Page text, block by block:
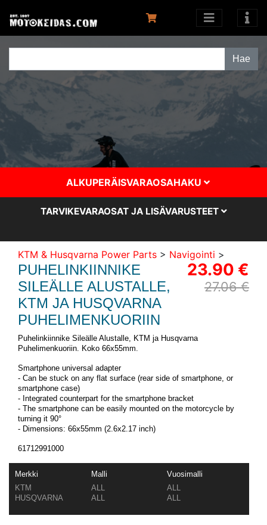
ALKUPERÄISVARAOSAHAKU
TARVIKEVARAOSAT JA LISÄVARUSTEET
KTM & Husqvarna Power Parts > Navigointi >
23.90 €
27.06 €
PUHELINKIINNIKE
SILEÄLLE ALUSTALLE,
KTM JA HUSQVARNA
PUHELIMENKUORIIN
Puhelinkiinnike Sileälle Alustalle, KTM ja Husqvarna
Puhelimenkuoriin. Koko 66x55mm.
Smartphone universal adapter
- Can be stuck on any flat surface (rear side of smartphone, or
smartphone case)
- Integrated counterpart for the smartphone bracket
- The smartphone can be easily mounted on the motorcycle by
turning it 90°
- Dimensions: 66x55mm (2.6x2.17 inch)
61712991000
Merkki Malli
Vuosimalli
KTM
ALL
ALL
HUSQVARNA
ALL ALL